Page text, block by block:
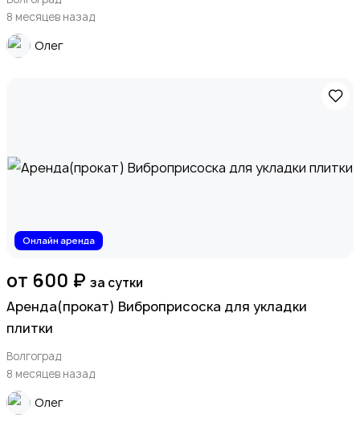
8 месяцев назад
Олег
Онлайн аренда
от 600 ₽ за сутки
Аренда(прокат) Виброприсоска для укладки
плитки
Волгоград
8 месяцев назад
Олег